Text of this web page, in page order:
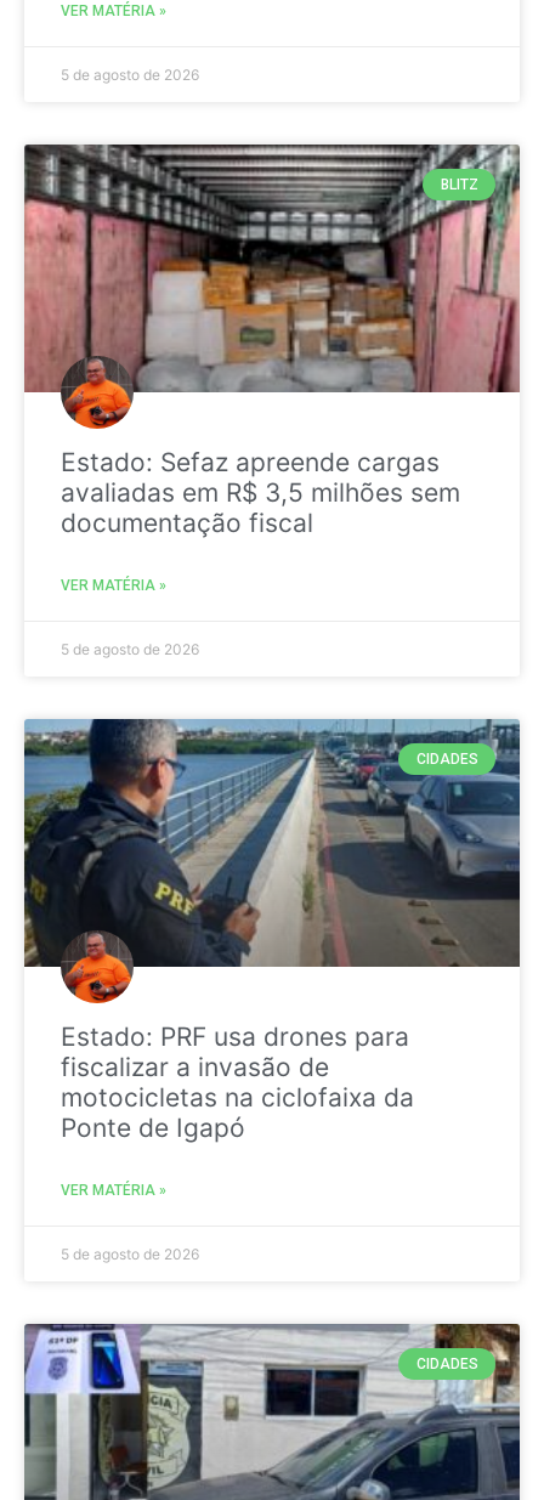
VER MATÉRIA »
5 de agosto de 2026
BLITZ
Estado: Sefaz apreende cargas
avaliadas em R$ 3,5 milhões sem
documentação fiscal
VER MATÉRIA »
5 de agosto de 2026
CIDADES
Estado: PRF usa drones para
fiscalizar a invasão de
motocicletas na ciclofaixa da
Ponte de Igapó
VER MATÉRIA »
5 de agosto de 2026
CIDADES